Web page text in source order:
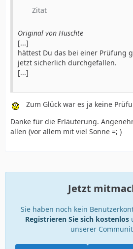
Zitat
Original von Huschte
[...]
hättest Du das bei einer Prüfung
jetzt sicherlich durchgefallen.
[...]
Zum Glück war es ja keine
Danke für die Erläuterung.
allen (vor allem mit viel Sonne =; )
Jetzt
Sie haben noch kein
Registrieren Sie sich kostenlos
unserer